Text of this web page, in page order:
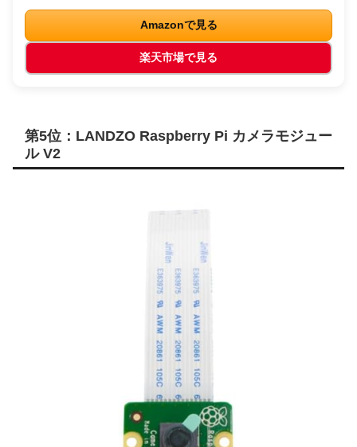
Amazonで見る
楽天市場で見る
第5位：LANDZO Raspberry Pi カメラモジュー
ル V2